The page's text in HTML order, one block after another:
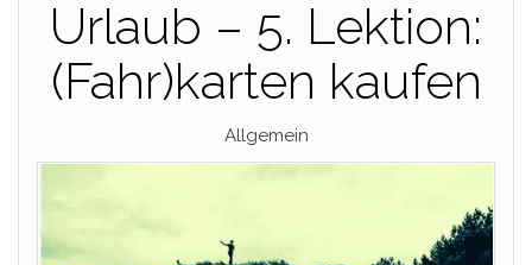
Urlaub – 5. Lektion:
(Fahr)karten kaufen
Allgemein